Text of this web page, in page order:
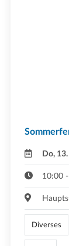
Do,
10:00
Diverses